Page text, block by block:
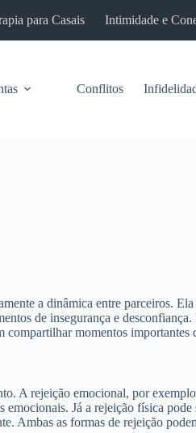
para Casais Intimidade e
Conflitos
a dinâmica entre parceiros. Ela
de insegurança e desconfiança.
compartilhar momentos importantes
A rejeição emocional, por
emocionais. Já a rejeição física pode
Ambas as formas de rejeição